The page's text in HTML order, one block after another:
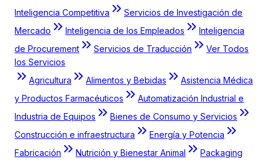
Inteligencia Competitiva
Servicios de Investigación de
Mercado
Inteligencia de los Empleados
Inteligencia
de Procurement
Servicios de Traducción
Ver Todos
los Servicios
Agricultura
Alimentos y Bebidas
Asistencia Médica
y Productos Farmacéuticos
Automatización Industrial e
Industria de Equipos
Bienes de Consumo y Servicios
Construcción e infraestructura
Energía y Potencia
Fabricación
Nutrición y Bienestar Animal
Packaging